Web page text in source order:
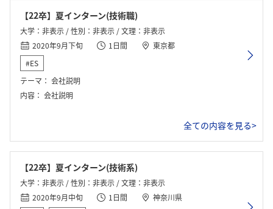
【22卒】夏インターン(技術職)
大学：非表示 / 性別：非表示 / 文理：非表示
2020年9月下旬
1日間
東京都
#ES
テーマ： 会社説明
内容： 会社説明
全ての内容を見る>
【22卒】夏インターン(技術系)
大学：非表示 / 性別：非表示 / 文理：非表示
2020年9月中旬
1日間
神奈川県